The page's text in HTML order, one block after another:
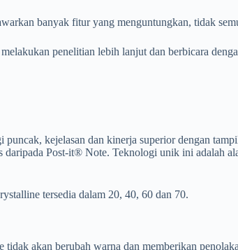
banyak fitur yang menguntungkan, tidak
penelitian lebih lanjut dan berbicara
puncak, kejelasan dan kinerja superior dengan
Post-it® Note. Teknologi unik ini adalah
tersedia dalam 20, 40, 60 dan 70.
akan berubah warna dan memberikan